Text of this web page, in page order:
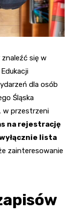
się w
dla osób
Śląska
w przestrzeni
na rejestrację
lista
zainteresowanie